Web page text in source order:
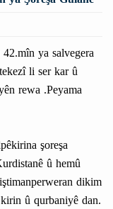
ya salvegera
li ser kar û
rewa .Peyama
şoreşa
û hemû
dikim
û qurbaniyê dan.